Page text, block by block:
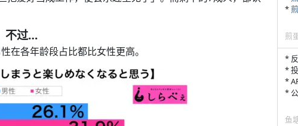
不过…
在各年龄段占比都比女性更高。
*
煎
*
*
*
*
鱼